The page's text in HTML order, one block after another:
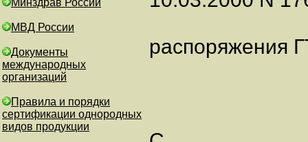
Минздрав России
МВД России
Документы
международных
организаций
Правила и порядки
сертификации однородных
видов продукции
распоряжения